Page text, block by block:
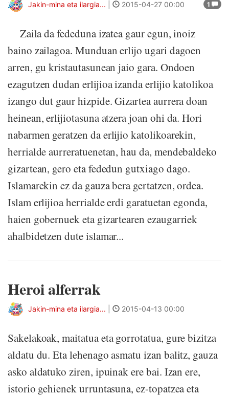
1
Jakin-mina eta ilargia... 2015-04-27 00:00
Zaila da fededuna izatea gaur egun, inoiz
baino zailagoa. Munduan erlijo ugari dagoen
arren, gu kristautasunean jaio gara. Ondoen
ezagutzen dudan erlijioa izanda erlijio katolikoa
izango dut gaur hizpide. Gizartea aurrera doan
heinean, erlijiotasuna atzera joan ohi da. Hori
nabarmen geratzen da erlijio katolikoarekin,
herrialde aurreratuenetan, hau da, mendebaldeko
gizartean, gero eta fededun gutxiago dago.
Islamarekin ez da gauza bera gertatzen, ordea.
Islam erlijioa herrialde erdi garatuetan egonda,
haien gobernuek eta gizartearen ezaugarriek
ahalbidetzen dute islamar...
Heroi alferrak
Jakin-mina eta ilargia... 2015-04-13 00:00
Sakelakoak, maitatua eta gorrotatua, gure bizitza
aldatu du. Eta lehenago asmatu izan balitz, gauza
asko aldatuko ziren, ipuinak ere bai. Izan ere,
istorio gehienek urruntasuna, ez-topatzea eta